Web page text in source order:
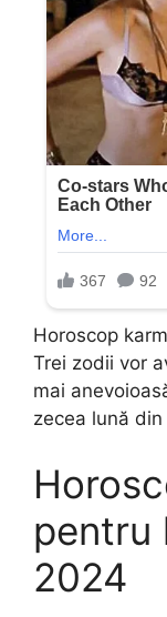
Horoscop
Trei zodii vor
mai
zecea lună din
pentru
2024